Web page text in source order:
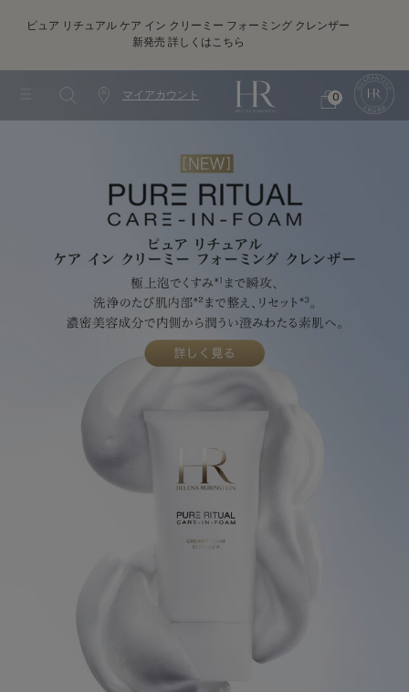
ピュア リチュアル ケア イン クリーミー フォーミング クレンザー
新発売 詳しくはこちら
カ
ウ
情
報
マイアカウント ヘレ
シ
ョ
0
0 カート内の製品